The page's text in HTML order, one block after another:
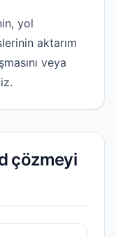
yol
aktarım
veya
çözmeyi